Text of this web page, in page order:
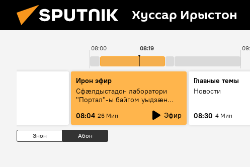
Хуссар Ирыстон
08:00 08:19
Ирон эфир
Сфæлдыстадон лаборатори
"Портал"-ы байгом уыдзæн
зындгонд нывгæнæг Гасситы
Æхсары куыстыты равдыст
08:04 26 Мин Эфир
Главные темы
Новости
08:30 4 Мин
Знон Абон